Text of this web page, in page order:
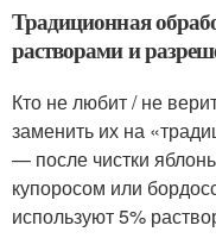
Традиционная
растворами и
Кто не любит / не
заменить их на
— после чистки
купоросом или
используют 5%